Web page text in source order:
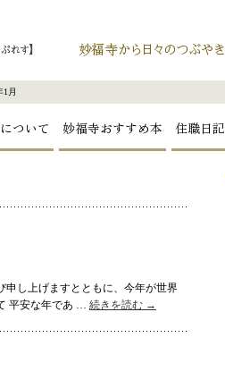
1月
ついて 妙福寺おすすめ本 住職日記
申し上げますとともに、今年が世界
平安な年であ … 続きを読む →